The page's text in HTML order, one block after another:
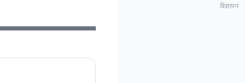
विज्ञापन